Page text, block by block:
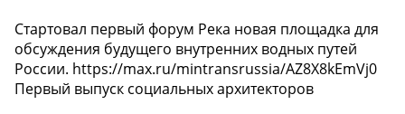
Стартовал первый форум Река новая площадка для
обсуждения будущего внутренних водных путей
России. https://max.ru/mintransrussia/AZ8X8kEmVj0
Первый выпуск социальных архитекторов